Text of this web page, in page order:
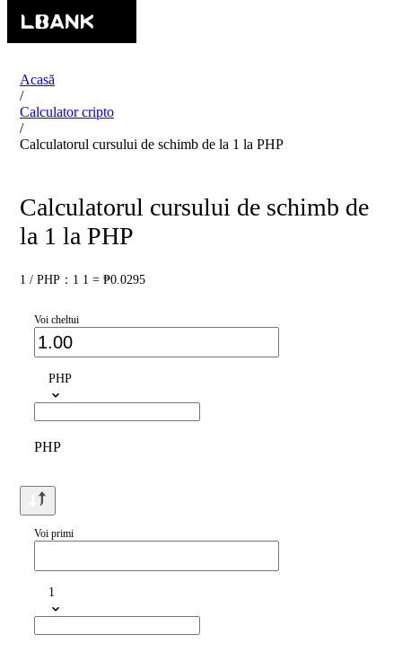
Acasă
/
Calculator cripto
/
Calculatorul cursului de schimb de la 1 la PHP
Calculatorul cursului de schimb de
la 1 la PHP
1 / PHP：1 1 = ₱0.0295
Voi cheltui
PHP
PHP
Voi primi
1